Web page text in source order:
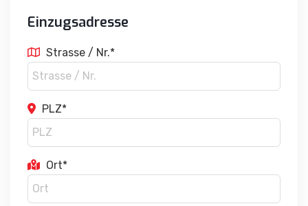
Einzugsadresse
Strasse / Nr.*
PLZ*
Ort*